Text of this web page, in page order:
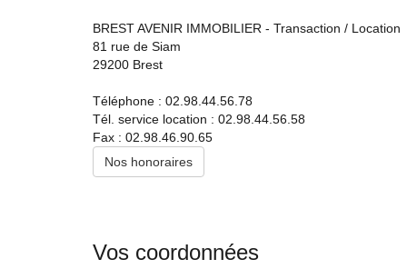
Nous contacter
02 98 44 56 58
02 98 80 49 38
Transaction
BREST AVENIR IMMOBILIER - Transaction / Location
81 rue de Siam
29200 Brest
Téléphone : 02.98.44.56.78
Tél. service location : 02.98.44.56.58
Fax : 02.98.46.90.65
Nos honoraires
Vos coordonnées